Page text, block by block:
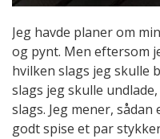
Jeg havde planer om
og pynt. Men eftersom
hvilken slags jeg skulle
slags jeg skulle
slags. Jeg mener,
godt spise et par